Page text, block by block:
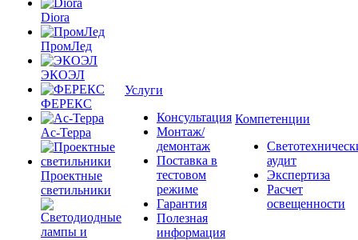
Diora
ПромЛед
ЭКОЭЛ
ФЕРЕКС
Ас-Терра
Проектные
светильники
Услуги
Консультация
Монтаж/
демонтаж
Поставка в
тестовом
режиме
Гарантия
Полезная
информация
Компетенции
аудит
Экспертиза
Расчет
освещенности